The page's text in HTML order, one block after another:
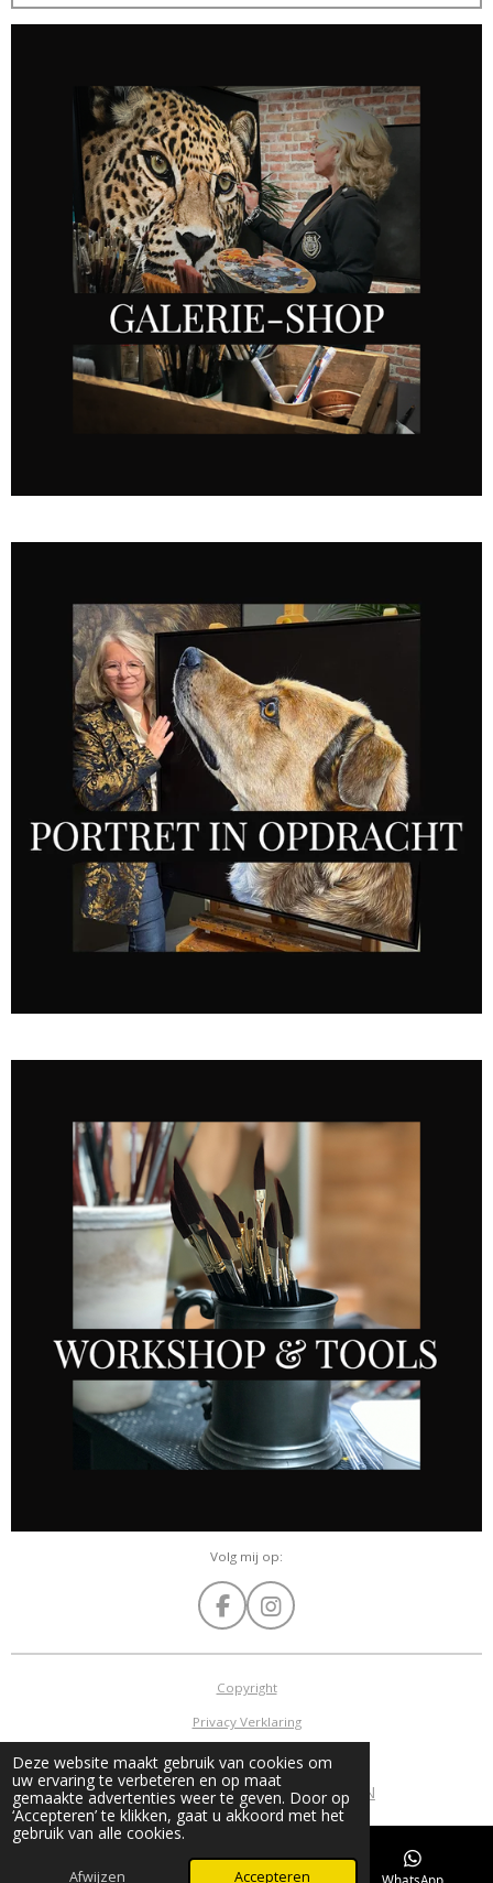
Deze website maakt gebruik van cookies om
uw ervaring te verbeteren en op maat
gemaakte advertenties weer te geven. Door op
‘Accepteren’ te klikken, gaat u akkoord met het
gebruik van alle cookies.
Afwijzen Accepteren
Volg mij op:
F
a
c
e
o
o
k
I
n
s
t
g
r
a
m
Copyright
Privacy Verklaring
Algemene voorwaarden
©2015 - 2026 GERRIE MATHIJSSEN